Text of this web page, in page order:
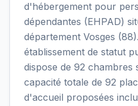
d'hébergement pour
dépendantes (EHPAD)
département Vosges
établissement de statut
dispose de 92 chambres
capacité totale de 92
d'accueil proposées